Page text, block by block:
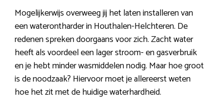
Mogelijkerwijs overweeg jij het laten installeren van
een waterontharder in Houthalen-Helchteren. De
redenen spreken doorgaans voor zich. Zacht water
heeft als voordeel een lager stroom- en gasverbruik
en je hebt minder wasmiddelen nodig. Maar hoe groot
is de noodzaak? Hiervoor moet je allereerst weten
hoe het zit met de huidige waterhardheid.